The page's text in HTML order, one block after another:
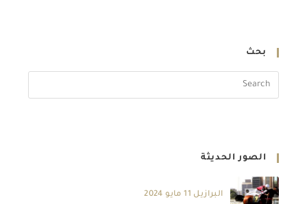
بحث
الصور الحديثة
البرازيل 11 مايو 2024